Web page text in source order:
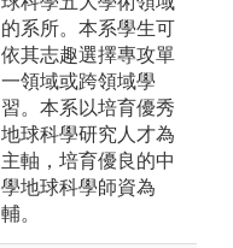
的系所。本系學生可
依其志趣選擇專攻單
一領域或跨領域學
習。本系以培育優秀
地球科學研究人才為
主軸，培育優良的中
學地球科學師資為
輔。